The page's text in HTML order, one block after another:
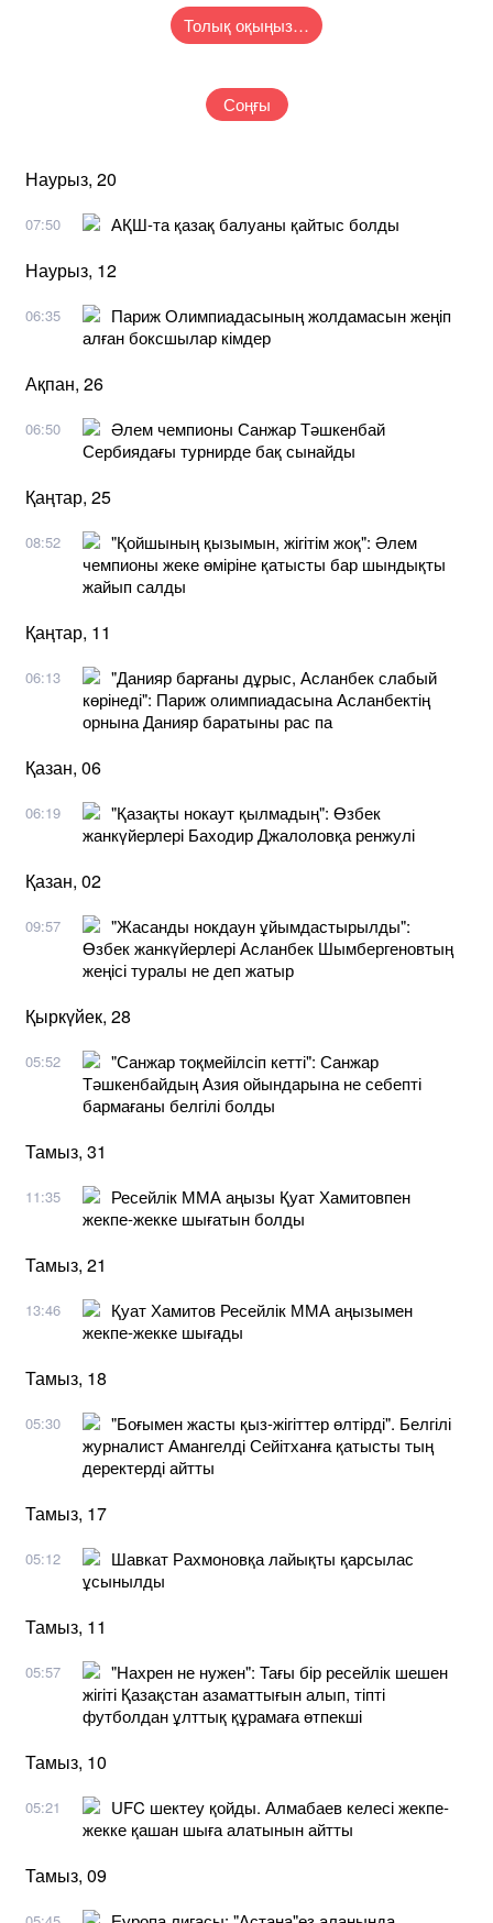
Толық оқыңыз…
Соңғы
Наурыз, 20
07:50 АҚШ-та қазақ балуаны қайтыс болды
Наурыз, 12
06:35
Париж Олимпиадасының жолдамасын жеңіп
алған боксшылар кімдер
Ақпан, 26
06:50
Әлем чемпионы Санжар Тәшкенбай
Сербиядағы турнирде бақ сынайды
Қаңтар, 25
08:52
"Қойшының қызымын, жігітім жоқ": Әлем
чемпионы жеке өміріне қатысты бар шындықты
жайып салды
Қаңтар, 11
06:13
"Данияр барғаны дұрыс, Асланбек слабый
көрінеді": Париж олимпиадасына Асланбектің
орнына Данияр баратыны рас па
Қазан, 06
06:19
"Қазақты нокаут қылмадың": Өзбек
жанкүйерлері Баходир Джалоловқа ренжулі
Қазан, 02
09:57
"Жасанды нокдаун ұйымдастырылды":
Өзбек жанкүйерлері Асланбек Шымбергеновтың
жеңісі туралы не деп жатыр
Қыркүйек, 28
05:52
"Санжар тоқмейілсіп кетті": Санжар
Тәшкенбайдың Азия ойындарына не себепті
бармағаны белгілі болды
Тамыз, 31
11:35
Ресейлік ММА аңызы Қуат Хамитовпен
жекпе-жекке шығатын болды
Тамыз, 21
13:46
Қуат Хамитов Ресейлік ММА аңызымен
жекпе-жекке шығады
Тамыз, 18
05:30
"Боғымен жасты қыз-жігіттер өлтірді". Белгілі
журналист Амангелді Сейітханға қатысты тың
деректерді айтты
Тамыз, 17
05:12
Шавкат Рахмоновқа лайықты қарсылас
ұсынылды
Тамыз, 11
05:57
"Нахрен не нужен": Тағы бір ресейлік шешен
жігіті Қазақстан азаматтығын алып, тіпті
футболдан ұлттық құрамаға өтпекші
Тамыз, 10
05:21
UFC шектеу қойды. Алмабаев келесі жекпе-
жекке қашан шыға алатынын айтты
Тамыз, 09